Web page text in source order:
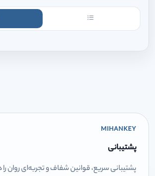
MIHANKEY
پشتیبانی
پشتیبانی سریع، قوانین شفاف و تجربه‌ای روان را